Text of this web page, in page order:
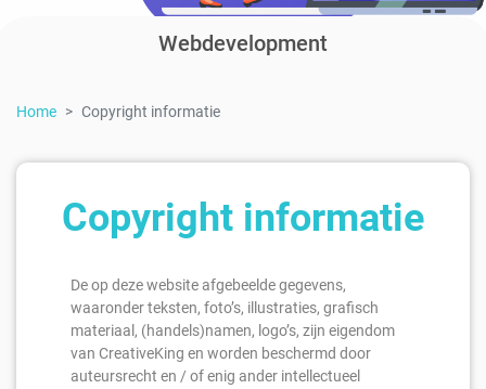
Webdevelopment
Home Copyright informatie
Copyright informatie
De op deze website afgebeelde gegevens,
waaronder teksten, foto’s, illustraties, grafisch
materiaal, (handels)namen, logo’s, zijn eigendom
van CreativeKing en worden beschermd door
auteursrecht en / of enig ander intellectueel